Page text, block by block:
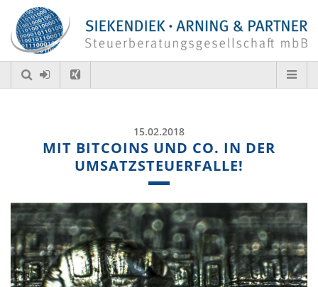
15.02.2018
MIT BITCOINS UND CO. IN DER
UMSATZSTEUERFALLE!